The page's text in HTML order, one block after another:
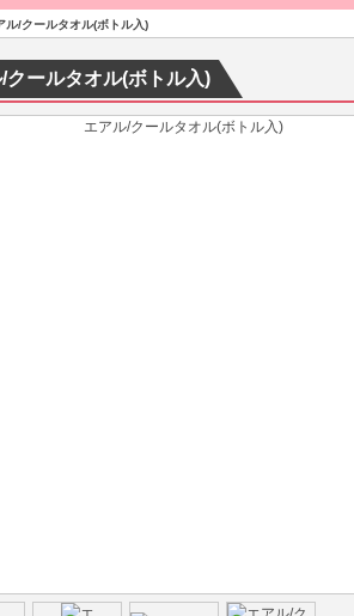
ル/クールタオル(ボトル入)
クールタオル(ボトル入)